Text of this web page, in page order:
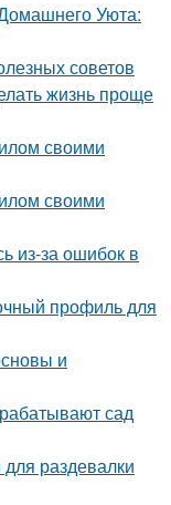
Уюта:
советов
жизнь проще
своими
своими
из-за ошибок в
профиль для
и
сад
раздевалки